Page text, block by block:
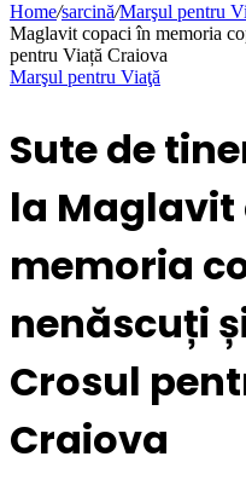
Home/sarcină/Marşul pentru
Maglavit copaci în memoria
pentru Viață Craiova
Marşul pentru Viaţă
Sute de
la
memoria
nenăscuți
Crosul
Craiova